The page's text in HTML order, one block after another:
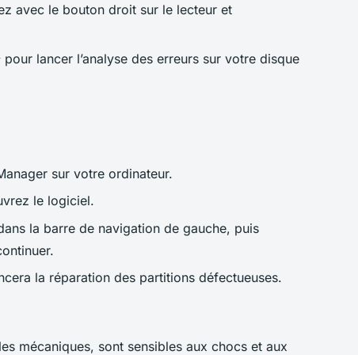
avec le bouton droit sur le lecteur et
pour lancer l’analyse des erreurs sur votre disque
sur votre ordinateur.
le logiciel.
la barre de navigation de gauche, puis
la réparation des partitions défectueuses.
mécaniques, sont sensibles aux chocs et aux